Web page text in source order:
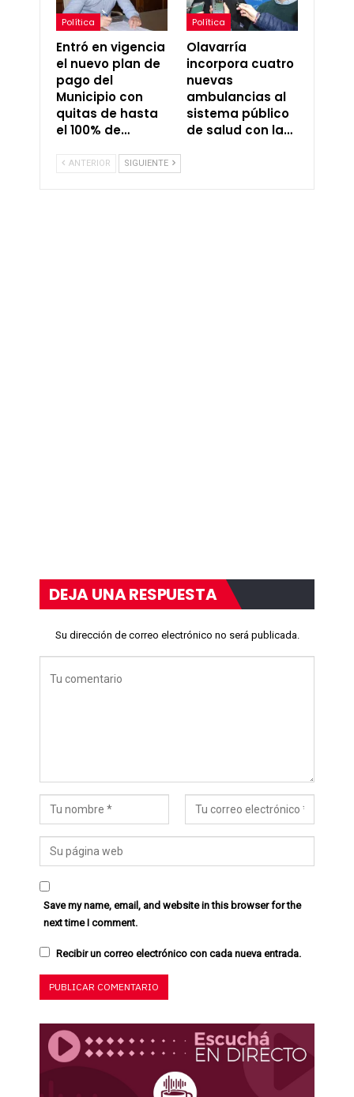
Política
Entró en vigencia
el nuevo plan de
pago del
Municipio con
quitas de hasta
el 100% de…
Política
Olavarría
incorpora cuatro
nuevas
ambulancias al
sistema público
de salud con la…
ANTERIOR SIGUIENTE
DEJA UNA RESPUESTA
Su dirección de correo electrónico no será publicada.
Save my name, email, and website in this browser for the
next time I comment.
Recibir un correo electrónico con cada nueva entrada.